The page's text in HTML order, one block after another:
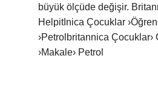
büyük ölçüde değişir.
HelpitInica Çocuklar
›Petrolbritannica Çocuklar›
›Makale› Petrol